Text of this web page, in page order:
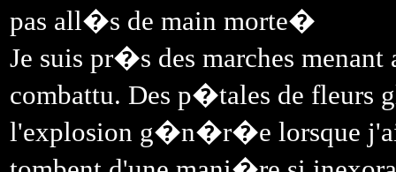
pas all�s de main morte�
Je suis pr�s des marches
combattu. Des p�tales de fleurs
l'explosion g�n�r�e lorsque